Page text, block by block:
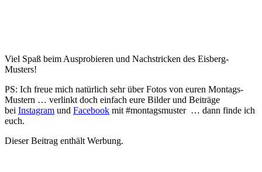
Viel Spaß beim Ausprobieren und Nachstricken des Eisberg-
Musters!
PS: Ich freue mich natürlich sehr über Fotos von euren Montags-
Mustern … verlinkt doch einfach eure Bilder und Beiträge
bei Instagram und Facebook mit #montagsmuster … dann finde ich
euch.
Dieser Beitrag enthält Werbung.